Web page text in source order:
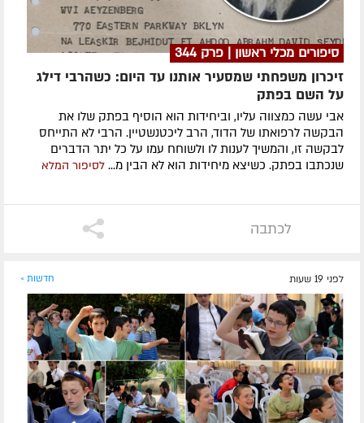
סיפורים מכלי ראשון | פרק 344
זיכרון משפחתי שמסעיר אותנו עד היום: כשהרבי דילג
על השם בפתק
אבי עשה כמצווה עליו, וביחידות הוא הוסיף בפתק שלו את
הבקשה לרפואתו של הדוד, הרב ליכטנשטיין. הרבי לא התייחס
לבקשה זו, והמשיך לענות לו ולשוחח עמו על כל יתר הדברים
שנכתבו בפתק. כשיצא מיחידות הוא לא הבין מ... לסיפור המלא
לכתבה
לפני 19 שעות חדשות »